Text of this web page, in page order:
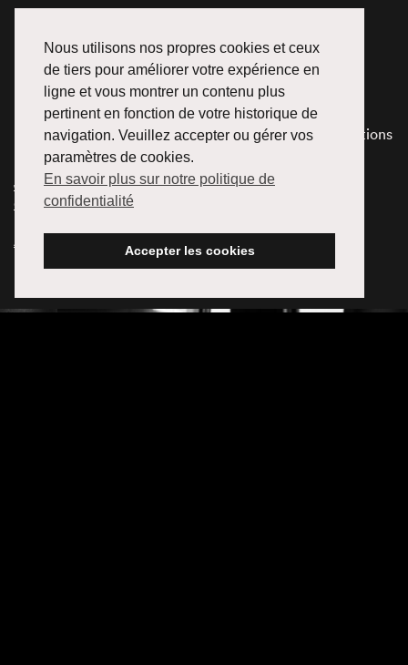
Nous utilisons nos propres cookies et ceux
de tiers pour améliorer votre expérience en
ligne et vous montrer un contenu plus
pertinent en fonction de votre historique de
navigation. Veuillez accepter ou gérer vos
paramètres de cookies.
En savoir plus sur notre politique de
confidentialité
Accepter les cookies
Ce que nous offrons
Environnement axé sur la sécurité avant tout
Kilométrage légal maximal
Environnement de travail positif
Structure de rémunération compétitive avec options
d’assurances avantageuses
Joignez-vous à notre équipe de chauffeurs
exploitants
Application Facile